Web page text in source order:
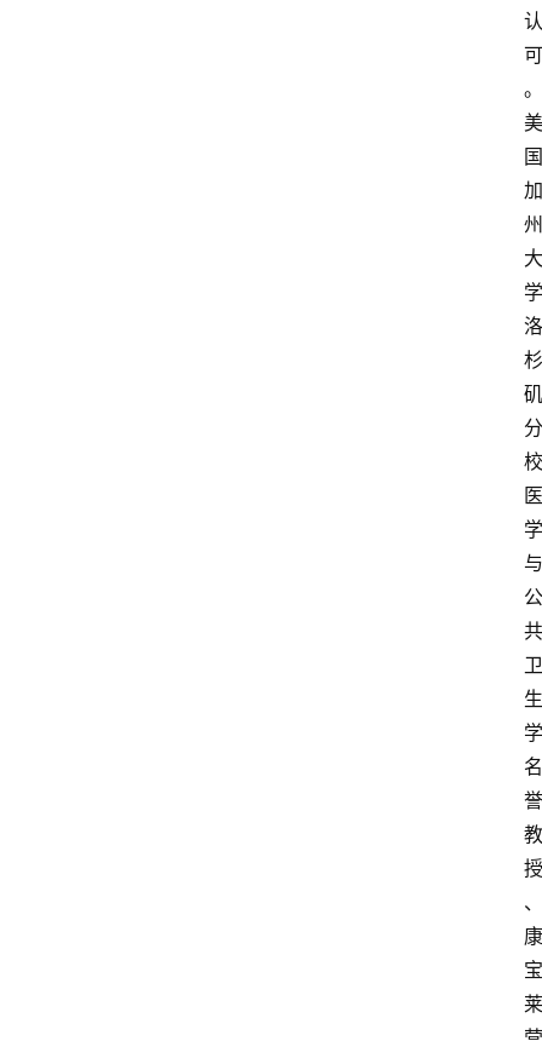
认
可
。
美
国
加
州
大
学
洛
杉
矶
分
校
医
学
与
公
共
卫
生
学
名
誉
教
授
、
康
宝
莱